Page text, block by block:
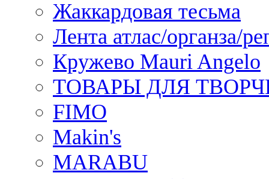
Жаккардовая тесьма
Лента атлас/органза/
Кружево Mauri Angelo
ТОВАРЫ ДЛЯ
FIMO
Makin's
MARABU